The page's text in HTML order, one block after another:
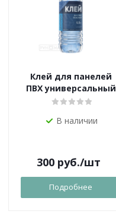
Клей для панелей
ПВХ универсальный
В наличии
300 руб./шт
Подробнее